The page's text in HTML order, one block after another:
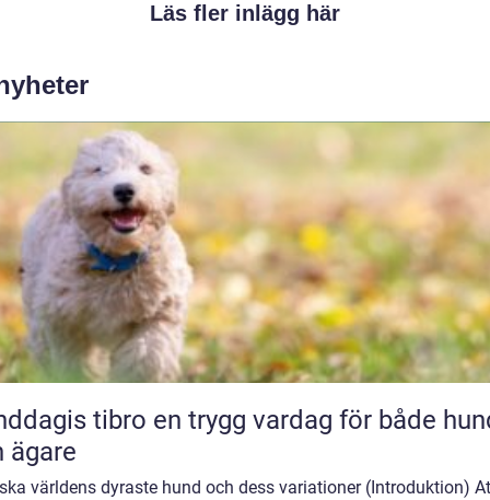
Läs fler inlägg här
en trygg vardag för både hund
ägare
världens dyraste hund och dess variationer (Introduktion)